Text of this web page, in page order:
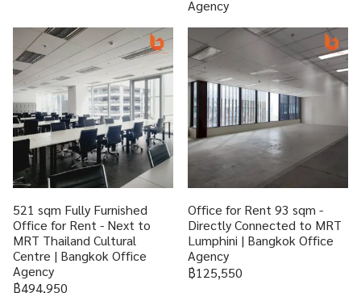
Agency
521 sqm Fully Furnished
Office for Rent - Next to
MRT Thailand Cultural
Centre | Bangkok Office
Agency
฿494,950
Office for Rent 93 sqm -
Directly Connected to MRT
Lumphini | Bangkok Office
Agency
฿125,550